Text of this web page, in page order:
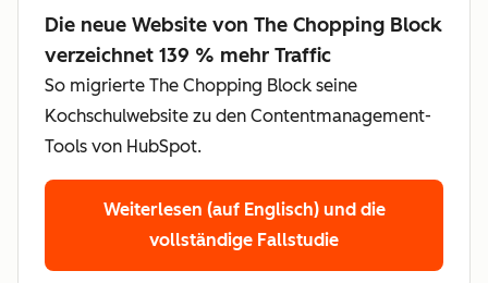
Die neue Website von The Chopping Block
verzeichnet 139 % mehr Traffic
So migrierte The Chopping Block seine
Kochschulwebsite zu den Contentmanagement-
Tools von HubSpot.
Weiterlesen (auf Englisch) und die
vollständige Fallstudie